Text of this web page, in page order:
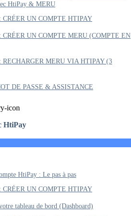
HtiPay & MERU
CRÉER UN COMPTE HTIPAY
CRÉER UN COMPTE MERU (COMPTE EN
RECHARGER MERU VIA HTIPAY (3
DE PASSE & ASSISTANCE
HtiPay
HtiPay : Le pas à pas
CRÉER UN COMPTE HTIPAY
tableau de bord (Dashboard)